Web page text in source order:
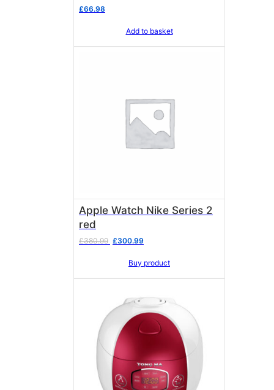
£66.98
Add to basket
Apple Watch Nike Series 2
red
£380.99 Original
£300.99
is:
Buy product